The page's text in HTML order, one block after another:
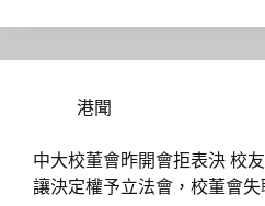
港聞
中大校董會昨開會拒表決 校
讓決定權予立法會，校董會失